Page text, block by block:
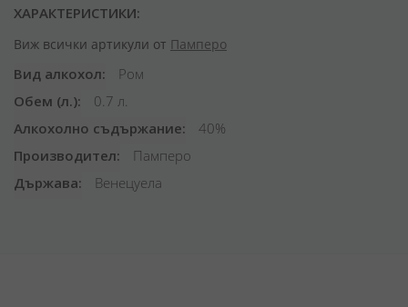
ХАРАКТЕРИСТИКИ:
Виж всички артикули от Памперо
Вид алкохол
Ром
Обем (л.)
0.7 л.
Алкохолно съдържание
40%
Производител
Памперо
Държава
Венецуела